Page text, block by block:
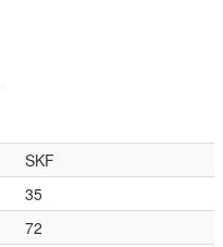
SKF
35
72